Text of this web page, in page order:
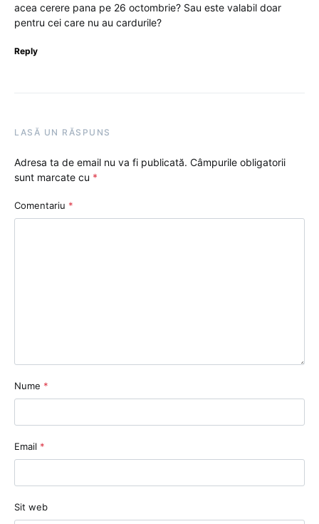
acea cerere pana pe 26 octombrie? Sau este valabil doar
pentru cei care nu au cardurile?
Reply
LASĂ UN RĂSPUNS
Adresa ta de email nu va fi publicată. Câmpurile obligatorii
sunt marcate cu *
Comentariu *
Nume *
Email *
Sit web